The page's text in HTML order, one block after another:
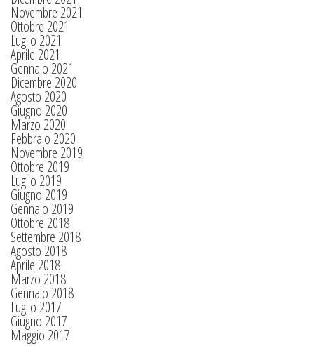
Novembre 2021
Ottobre 2021
Luglio 2021
Aprile 2021
Gennaio 2021
Dicembre 2020
Agosto 2020
Giugno 2020
Marzo 2020
Febbraio 2020
Novembre 2019
Ottobre 2019
Luglio 2019
Giugno 2019
Gennaio 2019
Ottobre 2018
Settembre 2018
Agosto 2018
Aprile 2018
Marzo 2018
Gennaio 2018
Luglio 2017
Giugno 2017
Maggio 2017